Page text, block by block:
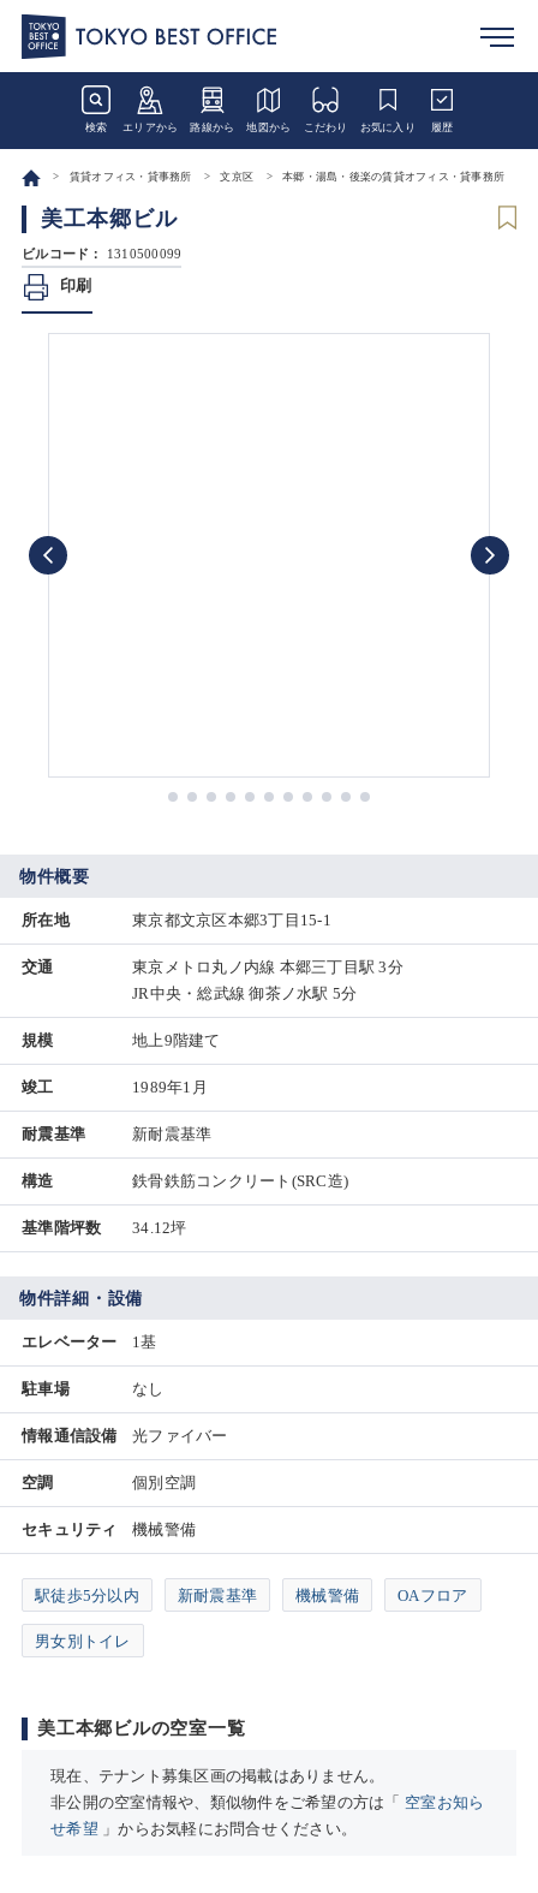
検索 エリアから 路線から 地図から こだわり お気に入り 履歴
賃貸オフィス・貸事務所 文京区 本郷・湯島・後楽の賃貸オフィス・貸事務所
美工本郷ビル
ビルコード： 1310500099
印刷
物件概要
所在地 東京都文京区本郷3丁目15-1
交通
東京メトロ丸ノ内線 本郷三丁目駅 3分
JR中央・総武線 御茶ノ水駅 5分
規模 地上9階建て
竣工 1989年1月
耐震基準 新耐震基準
構造 鉄骨鉄筋コンクリート(SRC造)
基準階坪数 34.12坪
物件詳細・設備
エレベーター 1基
駐車場 なし
情報通信設備 光ファイバー
空調 個別空調
セキュリティ 機械警備
駅徒歩5分以内 新耐震基準 機械警備 OAフロア
男女別トイレ
美工本郷ビルの空室一覧
現在、テナント募集区画の掲載はありません。
非公開の空室情報や、類似物件をご希望の方は「 空室お知ら
せ希望 」からお気軽にお問合せください。